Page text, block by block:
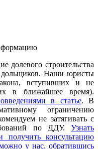
долевого строительства
дольщиков. Наши юристы
вступивших и не
в ближайшее время).
в статье. В
ограничению
не затягивать с
по ДДУ. Узнать
получить консультацию
у нас, обратившись